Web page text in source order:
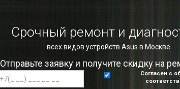
Срочный ремонт и
всех видов устройств Asus в Москве
Отправьте заявку и получите скидку на
Согласен с